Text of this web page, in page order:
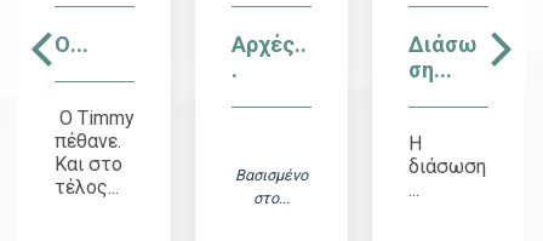
Ο...
Ο Timmy
πέθανε.
Και στο
τέλος...
Αρχές..
.
Βασισμένο
στο...
Διάσω
ση...
Η
διάσωση
...